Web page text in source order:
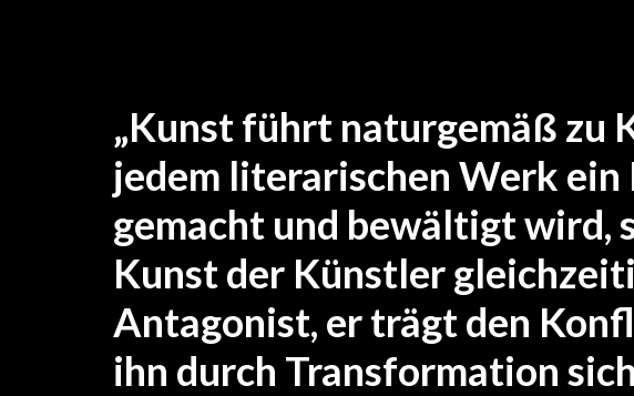
„Kunst führt naturgemäß zu
jedem literarischen Werk
gemacht und bewältigt wird,
Kunst der Künstler
Antagonist, er trägt den
ihn durch Transformation